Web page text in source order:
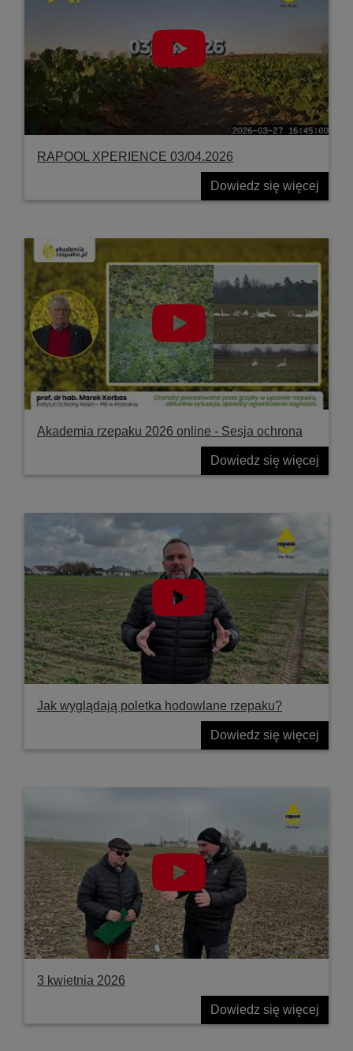
RAPOOL XPERIENCE 03/04.2026
Dowiedz się więcej
Akademia rzepaku 2026 online - Sesja ochrona
Dowiedz się więcej
Jak wyglądają poletka hodowlane rzepaku?
Dowiedz się więcej
3 kwietnia 2026
Dowiedz się więcej